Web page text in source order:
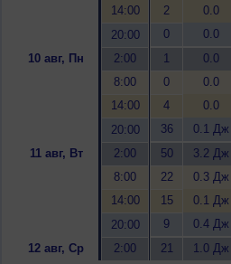
14:00
2 0.0
20:00
0 0.0
10 авг, Пн
2:00 1 0.0
8:00
0 0.0
14:00
4 0.0
20:00
36 0.1 Дж
11 авг, Вт
2:00 50 3.2 Дж
8:00
22 0.3 Дж
14:00
15 0.1 Дж
20:00
9 0.4 Дж
12 авг, Ср
2:00 21 1.0 Дж